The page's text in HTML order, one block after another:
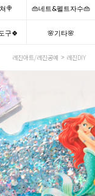
🍭 👜네트&펠트자수👜
구🍀 🌸기타🌸
레진아트/레진공예 레진DIY